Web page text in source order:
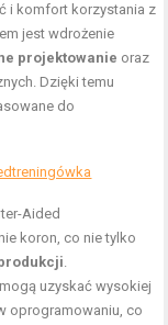
i komfort korzystania z
jest wdrożenie
projektowanie oraz
Dzięki temu
do
Aided
koron, co nie tylko
.
uzyskać wysokiej
oprogramowaniu, co